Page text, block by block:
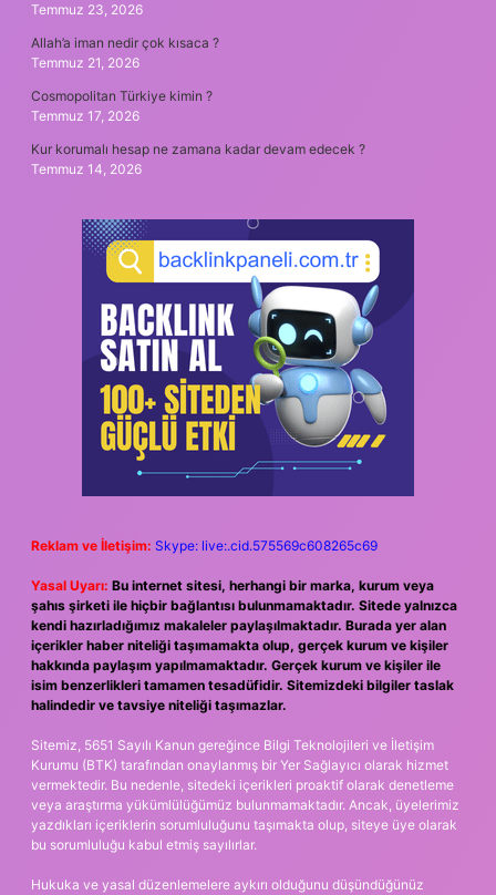
Temmuz 23, 2026
Allah’a iman nedir çok kısaca ?
Temmuz 21, 2026
Cosmopolitan Türkiye kimin ?
Temmuz 17, 2026
Kur korumalı hesap ne zamana kadar devam edecek ?
Temmuz 14, 2026
Reklam ve İletişim: Skype: live:.cid.575569c608265c69
Yasal Uyarı: Bu internet sitesi, herhangi bir marka, kurum veya
şahıs şirketi ile hiçbir bağlantısı bulunmamaktadır. Sitede yalnızca
kendi hazırladığımız makaleler paylaşılmaktadır. Burada yer alan
içerikler haber niteliği taşımamakta olup, gerçek kurum ve kişiler
hakkında paylaşım yapılmamaktadır. Gerçek kurum ve kişiler ile
isim benzerlikleri tamamen tesadüfidir. Sitemizdeki bilgiler taslak
halindedir ve tavsiye niteliği taşımazlar.
Sitemiz, 5651 Sayılı Kanun gereğince Bilgi Teknolojileri ve İletişim
Kurumu (BTK) tarafından onaylanmış bir Yer Sağlayıcı olarak hizmet
vermektedir. Bu nedenle, sitedeki içerikleri proaktif olarak denetleme
veya araştırma yükümlülüğümüz bulunmamaktadır. Ancak, üyelerimiz
yazdıkları içeriklerin sorumluluğunu taşımakta olup, siteye üye olarak
bu sorumluluğu kabul etmiş sayılırlar.
Hukuka ve yasal düzenlemelere aykırı olduğunu düşündüğünüz